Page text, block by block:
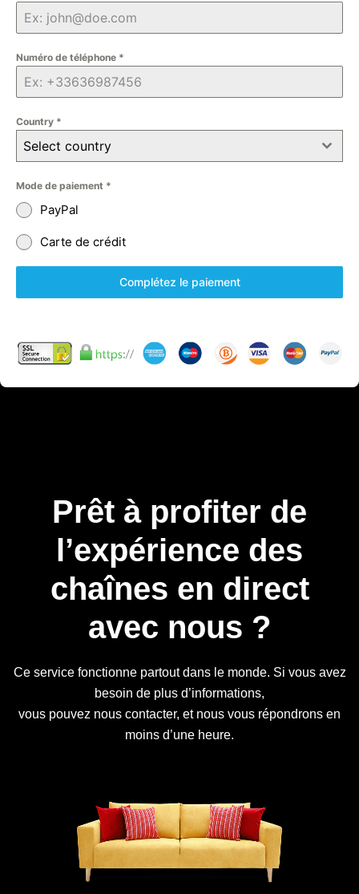
Numéro de téléphone *
Country *
Select country
Mode de paiement *
PayPal
Carte de crédit
Complétez le paiement
Prêt à profiter de
l’expérience des
chaînes en direct
avec nous ?
Ce service fonctionne partout dans le monde. Si vous avez
besoin de plus d’informations,
vous pouvez nous contacter, et nous vous répondrons en
moins d’une heure.